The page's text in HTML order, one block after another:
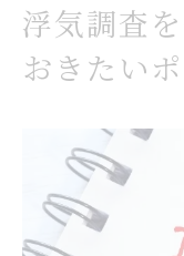
浮気調査
おきたい